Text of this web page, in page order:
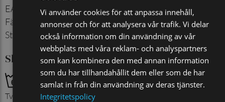
EAN
7350144053954
Färg
Svart
Storlek
40/45
Skötselråd
Tvättas med liknande färger
Vi använder cookies för att anpassa innehåll,
annonser och för att analysera vår trafik. Vi delar
också information om din användning av vår
webbplats med våra reklam- och analyspartners
som kan kombinera den med annan information
som du har tillhandahållit dem eller som de har
samlat in från din användning av deras tjänster.
Integritetspolicy